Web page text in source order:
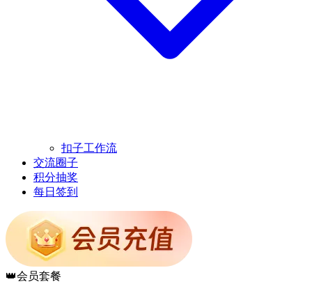
扣子工作流
交流圈子
积分抽奖
每日签到
👑会员套餐